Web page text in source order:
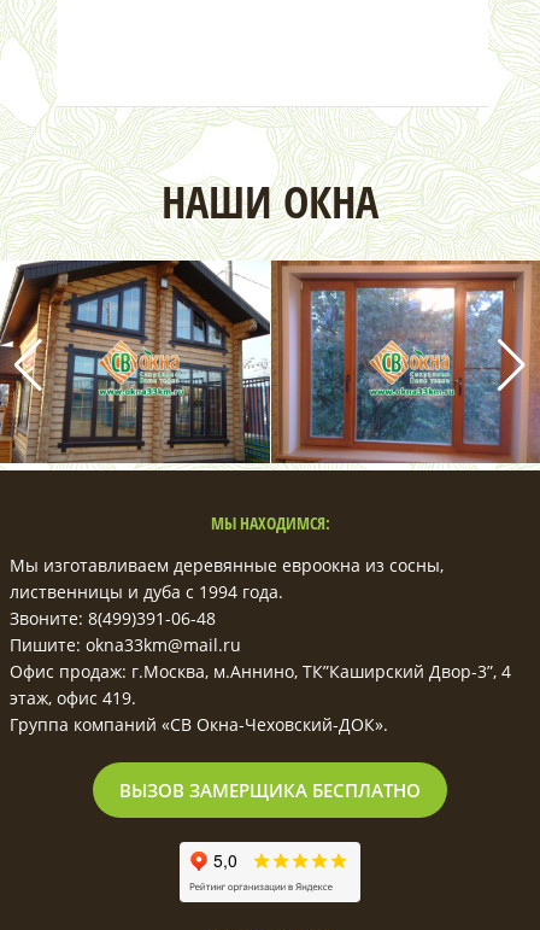
НАШИ ОКНА
МЫ НАХОДИМСЯ:
Мы изготавливаем деревянные евроокна из сосны,
лиственницы и дуба с 1994 года.
Звоните: 8(499)391-06-48
Пишите: okna33km@mail.ru
Офис продаж: г.Москва, м.Аннино, ТК”Каширский Двор-3”, 4
этаж, офис 419.
Группа компаний «СВ Окна-Чеховский-ДОК».
ВЫЗОВ ЗАМЕРЩИКА БЕСПЛАТНО